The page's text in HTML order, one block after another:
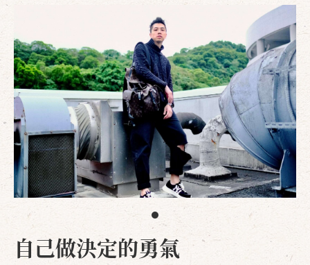
自己做決定的勇氣